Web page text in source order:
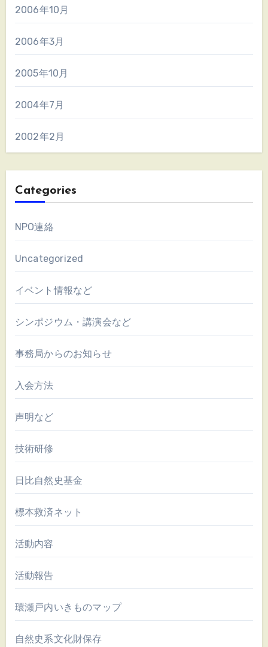
2006年10月
2006年3月
2005年10月
2004年7月
2002年2月
Categories
NPO連絡
Uncategorized
イベント情報など
シンポジウム・講演会など
事務局からのお知らせ
入会方法
声明など
技術研修
日比自然史基金
標本救済ネット
活動内容
活動報告
環瀬戸内いきものマップ
自然史系文化財保存